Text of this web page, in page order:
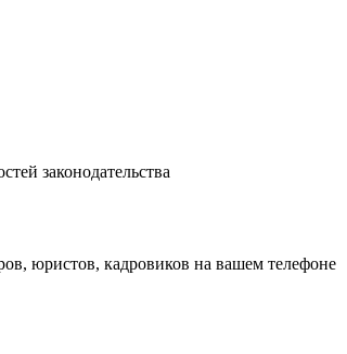
законодательства
юристов, кадровиков на вашем телефоне